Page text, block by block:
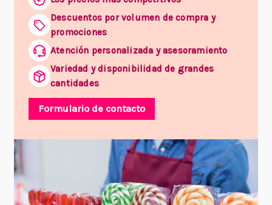
Descuentos por volumen de compra y
promociones
Atención personalizada y asesoramiento
Variedad y disponibilidad de grandes
cantidades
Formulario de contacto